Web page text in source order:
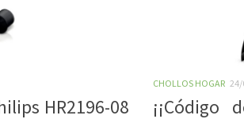
HR2196-08
CHOLLOS HOGAR 24/
¡¡Código